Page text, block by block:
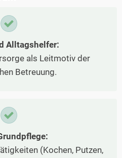
Alltagshelfer:
als Leitmotiv der
Betreuung.
(Kochen, Putzen,